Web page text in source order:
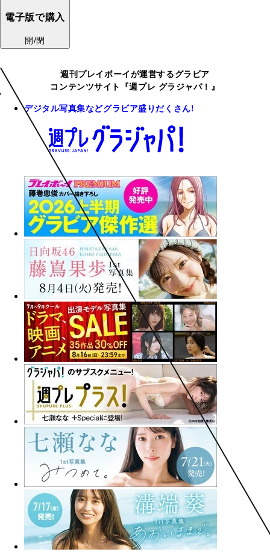
電子版で購入
開/閉
週刊プレイボーイが運営するグラビア
コンテンツサイト『週プレ グラジャパ！』
デジタル写真集などグラビア盛りだくさん!